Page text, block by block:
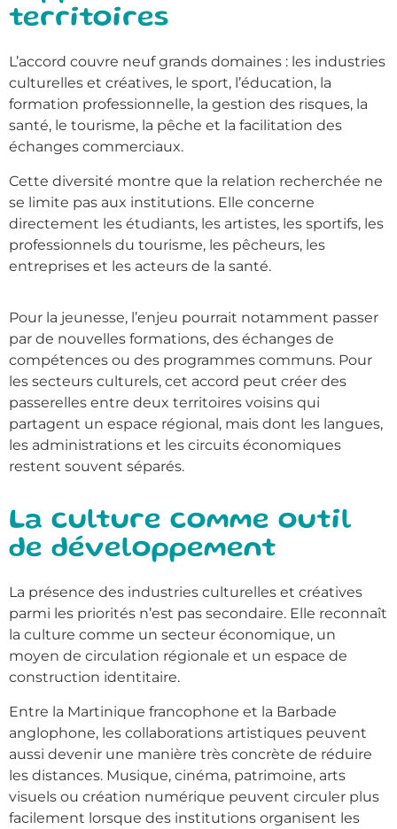
territoires
L’accord couvre neuf grands domaines : les industries
culturelles et créatives, le sport, l’éducation, la
formation professionnelle, la gestion des risques, la
santé, le tourisme, la pêche et la facilitation des
échanges commerciaux.
Cette diversité montre que la relation recherchée ne
se limite pas aux institutions. Elle concerne
directement les étudiants, les artistes, les sportifs, les
professionnels du tourisme, les pêcheurs, les
entreprises et les acteurs de la santé.
Pour la jeunesse, l’enjeu pourrait notamment passer
par de nouvelles formations, des échanges de
compétences ou des programmes communs. Pour
les secteurs culturels, cet accord peut créer des
passerelles entre deux territoires voisins qui
partagent un espace régional, mais dont les langues,
les administrations et les circuits économiques
restent souvent séparés.
La culture comme outil
de développement
La présence des industries culturelles et créatives
parmi les priorités n’est pas secondaire. Elle reconnaît
la culture comme un secteur économique, un
moyen de circulation régionale et un espace de
construction identitaire.
Entre la Martinique francophone et la Barbade
anglophone, les collaborations artistiques peuvent
aussi devenir une manière très concrète de réduire
les distances. Musique, cinéma, patrimoine, arts
visuels ou création numérique peuvent circuler plus
facilement lorsque des institutions organisent les